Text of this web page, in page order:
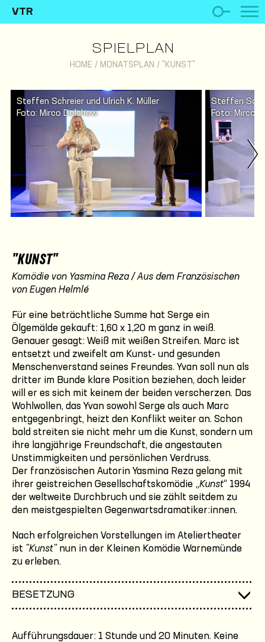
VTR
SPIELPLAN
HOME / MONATSPLAN / "KUNST"
Steffen Schreier und Ulrich K. Müller
Foto: Mirco Dalchow
Steffen
Foto: Mirco
"KUNST"
Komödie von Yasmina Reza / Aus dem Französischen
von Eugen Helmlé
Für eine beträchtliche Summe hat Serge ein
Ölgemälde gekauft: 1,60 x 1,20 m ganz in weiß.
Genauer gesagt: Weiß mit weißen Streifen. Marc ist
entsetzt und zweifelt am Kunst- und gesunden
Menschenverstand seines Freundes. Yvan soll nun als
dritter im Bunde klare Position beziehen, doch leider
will er es sich mit keinem der beiden verscherzen. Das
Wohlwollen, das Yvan sowohl Serge als auch Marc
entgegenbringt, heizt den Konflikt weiter an. Schon
bald streiten sie nicht mehr um die Kunst, sondern um
ihre langjährige Freundschaft, die angestauten
Unstimmigkeiten und persönlichen Verdruss.
Der französischen Autorin Yasmina Reza gelang mit
ihrer geistreichen Gesellschaftskomödie „Kunst“ 1994
der weltweite Durchbruch und sie zählt seitdem zu
den meistgespielten Gegenwartsdramatiker:innen.
Nach erfolgreichen Vorstellungen im Ateliertheater
ist "Kunst" nun in der Kleinen Komödie Warnemünde
zu erleben.
BESETZUNG
Aufführungsdauer: 1 Stunde und 20 Minuten. Keine